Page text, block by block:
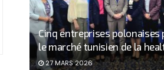
Cinq entreprises polonaises
le marché tunisien de la
27 MARS 2026